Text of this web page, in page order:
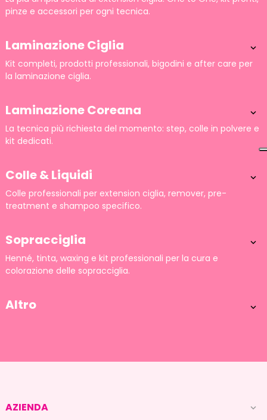
pinze e accessori per ogni tecnica.
Laminazione Ciglia 
Kit completi, prodotti professionali, bigodini e after care per
la laminazione ciglia.
Laminazione Coreana 
La tecnica più richiesta del momento: step, colle in polvere e
kit dedicati.
Colle & Liquidi 
Colle professionali per extension ciglia, remover, pre-
treatment e shampoo specifico.
Sopracciglia 
Henné, tinta, waxing e kit professionali per la cura e
colorazione delle sopracciglia.
Altro 
AZIENDA 